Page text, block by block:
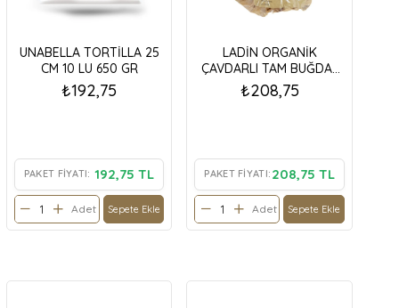
UNABELLA TORTİLLA 25
CM 10 LU 650 GR
₺192,75
PAKET FIYATI: 192,75 TL
Adet Sepete Ekle
LADİN ORGANİK
ÇAVDARLI TAM BUĞDAY
EKMEĞİ 500 GR
₺208,75
PAKET FIYATI: 208,75 TL
Adet Sepete Ekle